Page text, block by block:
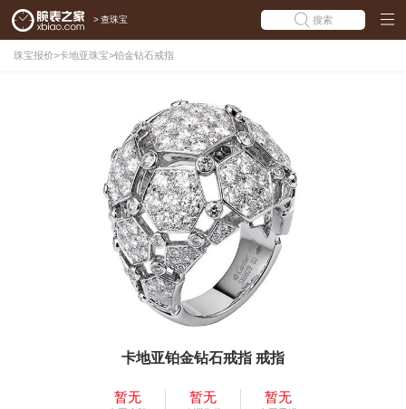
> 查珠宝 搜索
珠宝报价>卡地亚珠宝>铂金钻石戒指
卡地亚铂金钻石戒指 戒指
暂无 暂无 暂无